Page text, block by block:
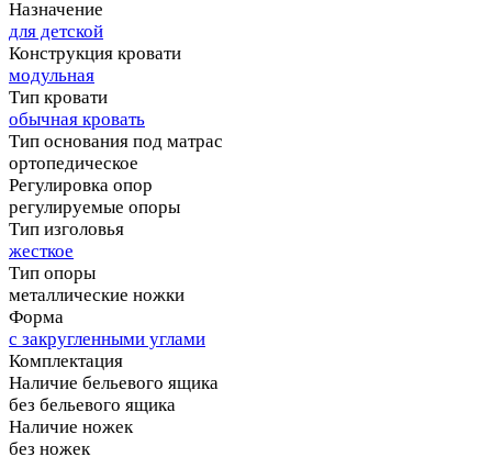
Назначение
для детской
Конструкция кровати
модульная
Тип кровати
обычная кровать
Тип основания под матрас
ортопедическое
Регулировка опор
регулируемые опоры
Тип изголовья
жесткое
Тип опоры
металлические ножки
Форма
с закругленными углами
Комплектация
Наличие бельевого ящика
без бельевого ящика
Наличие ножек
без ножек